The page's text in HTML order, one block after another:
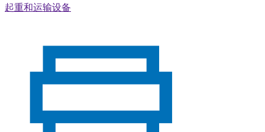
起重和运输设备